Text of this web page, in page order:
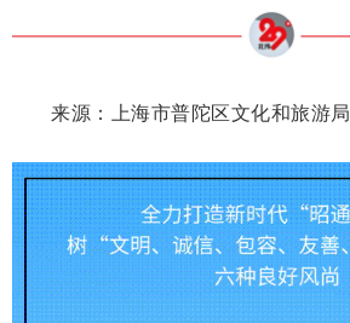
来源：上海市普陀区文化和旅游局